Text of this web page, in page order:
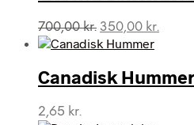
700,00kr. Den
oprindelige
var:
700,00 kr..
350,00 kr.
er:
Canadisk Hummer
2,65 kr.